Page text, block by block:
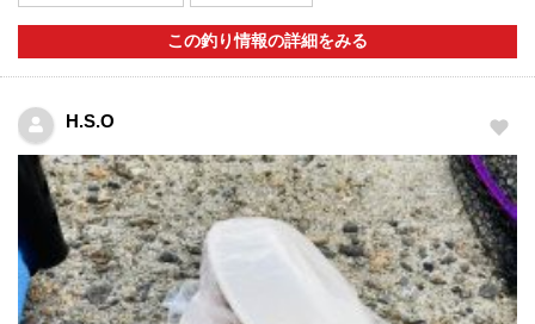
この釣り情報の詳細をみる
H.S.O